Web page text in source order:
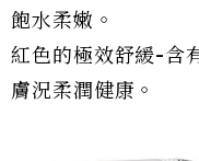
飽水柔嫩。
紅色的極效舒緩-含
膚況柔潤健康。